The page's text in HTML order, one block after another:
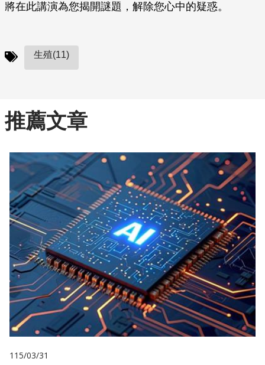
將在此講演為您揭開謎題，解除您心中的疑惑。
生殖(11)
推薦文章
115/03/31